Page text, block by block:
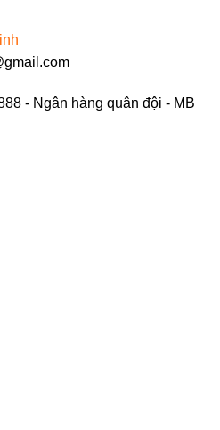
- Ngân hàng quân đội - MB